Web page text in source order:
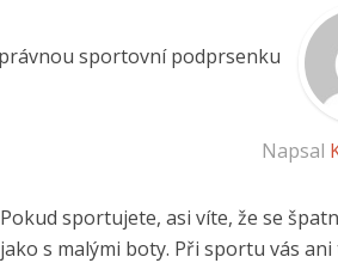
Napsal
Pokud sportujete, asi víte, že se
jako s malými boty. Při sportu vás